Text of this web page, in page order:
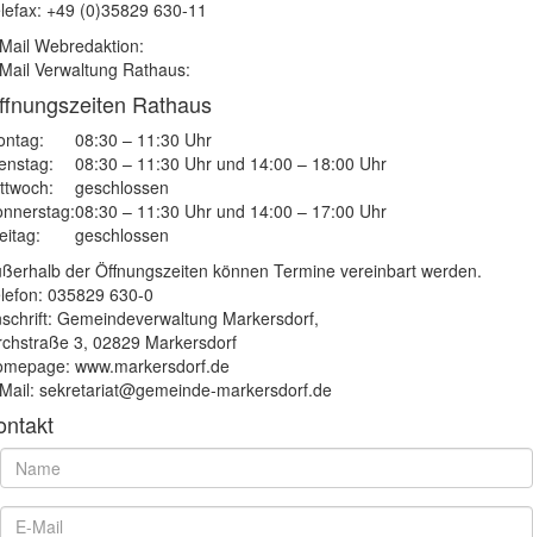
+49 (0)35829 630-11
Webredaktion:
Verwaltung Rathaus:
Rathaus
08:30 – 11:30 Uhr
08:30 – 11:30 Uhr und 14:00 – 18:00 Uhr
geschlossen
08:30 – 11:30 Uhr und 14:00 – 17:00 Uhr
geschlossen
der Öffnungszeiten können Termine vereinbart werden.
035829 630-0
Gemeindeverwaltung Markersdorf,
3, 02829 Markersdorf
www.markersdorf.de
sekretariat@gemeinde-markersdorf.de